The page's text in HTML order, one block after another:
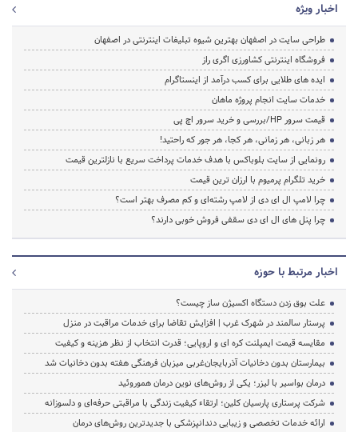
اخبار ویژه
طراحی سایت در اصفهان بهترین شیوه تبلیغات اینترنتی در اصفهان
فروشگاه اینترنتی کشاورزی اگری راز
ایده های طلایی برای کسب درآمد از اینستاگرام
خدمات سایت انجام پروژه ماهان
قیمت سرور HP/بررسی و خرید سرور اچ پی
هر زبانی، هر زمانی، هر کجا، هر جور که راحتید!
رونمایی از سایت بلوباکس با هدف خدمات پرداخت سریع با نازلترین قیمت
خرید تلگرام پرمیوم با ارزان ترین قیمت
چرا لامپ ال ای دی از لامپ رشته‌ای و کم مصرف بهتر است؟
چرا پنل های ال ای دی سقفی فروش خوبی دارند؟
اخبار مرتبط با حوزه
علت بوق زدن دستگاه اکسیژن ساز چیست؟
پرستار سالمند در شهرک غرب | افزایش تقاضا برای خدمات مراقبت در منزل
مقایسه قیمت ایمپلنت کره ای و اروپایی؛ قدرت انتخاب از نظر هزینه و کیفیت
بیمارستان بدون دخانیات آذربایجان‌غربی میزبان فرهنگی هفته بدون دخانیات شد
درمان بواسیر با لیزر؛ یکی از روش‌های نوین درمان هموروئید
شرکت پرستاری پارسیان کلین؛ ارتقاء کیفیت زندگی با مراقبتی حرفه‌ای و دلسوزانه
ارائه خدمات تخصصی و زیبایی دندانپزشکی با جدیدترین روش‌های درمان